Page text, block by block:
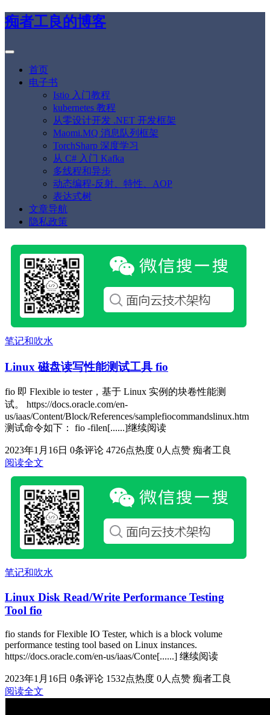
痴者工良的博客
首页
电子书
Istio 入门教程
kubernetes 教程
从零设计开发 .NET 开发框架
Maomi.MQ 消息队列框架
TorchSharp 深度学习
从 C# 入门 Kafka
多线程和异步
动态编程-反射、特性、AOP
表达式树
文章导航
隐私政策
笔记和吹水
Linux 磁盘读写性能测试工具 fio
fio 即 Flexible io tester，基于 Linux 实例的块卷性能测
试。 https://docs.oracle.com/en-
us/iaas/Content/Block/References/samplefiocommandslinux.htm
测试命令如下： fio -filen[......]继续阅读
2023年1月16日 0条评论 4726点热度 0人点赞 痴者工良
阅读全文
笔记和吹水
Linux Disk Read/Write Performance Testing
Tool fio
fio stands for Flexible IO Tester, which is a block volume
performance testing tool based on Linux instances.
https://docs.oracle.com/en-us/iaas/Conte[......] 继续阅读
2023年1月16日 0条评论 1532点热度 0人点赞 痴者工良
阅读全文